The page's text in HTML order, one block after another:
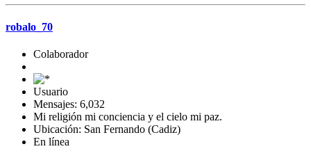
robalo_70
Colaborador
Usuario
Mensajes: 6,032
Mi religión mi conciencia y el cielo mi paz.
Ubicación: San Fernando (Cadiz)
En línea